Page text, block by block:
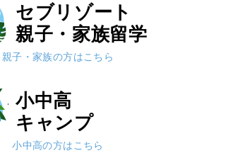
セブリゾート
親子・家族留学
親子・家族の方はこちら
小中高
キャンプ
小中高の方はこちら